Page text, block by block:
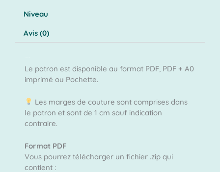
Niveau
Avis (0)
Le patron est disponible au format PDF, PDF + A0
imprimé ou Pochette.
Les marges de couture sont comprises dans
le patron et sont de 1 cm sauf indication
contraire.
Format PDF
Vous pourrez télécharger un fichier .zip qui
contient :